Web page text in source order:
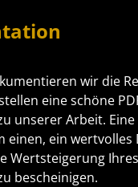
wir die
eine schöne
unserer Arbeit.
einen, ein wertvolles
Wertsteigerung
bescheinigen.